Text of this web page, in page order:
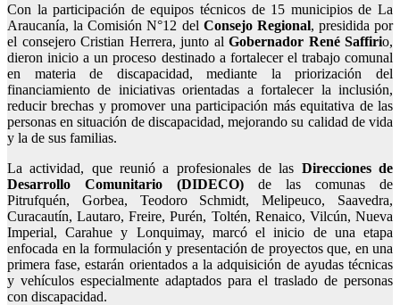
Con la participación de equipos técnicos de 15 municipios de La
Araucanía, la Comisión N°12 del Consejo Regional, presidida por
el consejero Cristian Herrera, junto al Gobernador René Saffirio,
dieron inicio a un proceso destinado a fortalecer el trabajo comunal
en materia de discapacidad, mediante la priorización del
financiamiento de iniciativas orientadas a fortalecer la inclusión,
reducir brechas y promover una participación más equitativa de las
personas en situación de discapacidad, mejorando su calidad de vida
y la de sus familias.
La actividad, que reunió a profesionales de las Direcciones de
Desarrollo Comunitario (DIDECO) de las comunas de
Pitrufquén, Gorbea, Teodoro Schmidt, Melipeuco, Saavedra,
Curacautín, Lautaro, Freire, Purén, Toltén, Renaico, Vilcún, Nueva
Imperial, Carahue y Lonquimay, marcó el inicio de una etapa
enfocada en la formulación y presentación de proyectos que, en una
primera fase, estarán orientados a la adquisición de ayudas técnicas
y vehículos especialmente adaptados para el traslado de personas
con discapacidad.